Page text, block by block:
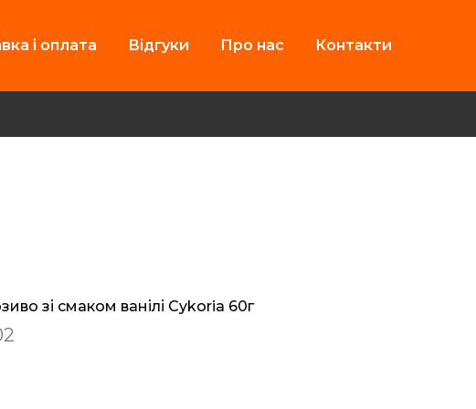
і оплата Відгуки Про нас Контакти
зі смаком ванілі Cykoria 60г